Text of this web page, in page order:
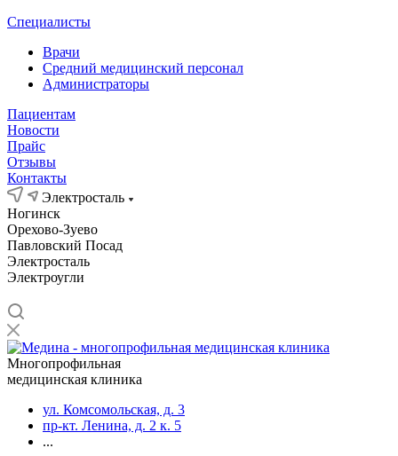
Специалисты
Врачи
Средний медицинский персонал
Администраторы
Пациентам
Новости
Прайс
Отзывы
Контакты
Электросталь
Ногинск
Орехово-Зуево
Павловский Посад
Электросталь
Электроугли
Многопрофильная
медицинская клиника
ул. Комсомольская, д. 3
пр-кт. Ленина, д. 2 к. 5
...